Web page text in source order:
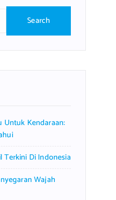
Untuk Kendaraan:
Di Indonesia
Wajah